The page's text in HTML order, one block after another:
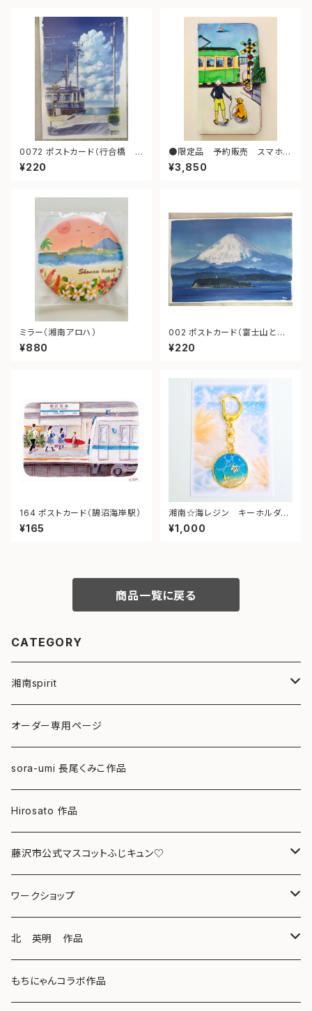
0072 ポストカード（行合橋
江ノ電）
¥220
●限定品 予約販売 スマホケ
ースＬ（散歩）
¥3,850
ミラー（湘南アロハ）
¥880
002 ポストカード（富士山と江
ノ島）
¥220
164 ポストカード（鵠沼海岸駅）
¥165
湘南☆海レジン キーホルダー
（丸型）➁
¥1,000
商品一覧に戻る
CATEGORY
湘南spirit
ポストカード
グリーティングカード
クリアファイル
マグカップ
スマホケース
キーホルダー
バッグ
オーダー専用ページ
sora-umi 長尾くみこ作品
Hirosato 作品
藤沢市公式マスコットふじキュン♡
クリアファイル
ボールペン
キーホルダー
ワークショップ
海レジンアートボード
レジンチャーム
北 英明 作品
ポストカード
もちにゃんコラボ作品